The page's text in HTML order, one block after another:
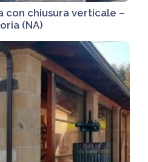
con chiusura verticale –
(NA)